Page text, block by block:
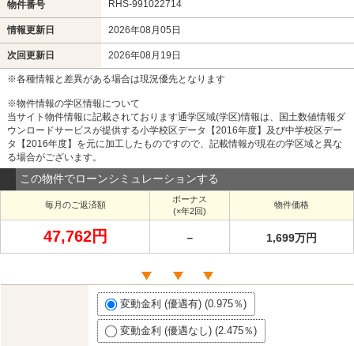
物件番号 RHS-991022714
情報更新日 2026年08月05日
次回更新日 2026年08月19日
※各種情報と差異がある場合は現況優先となります
※物件情報の学区情報について
当サイト物件情報に記載されております通学区域(学区)情報は、国土数値情報ダ
ウンロードサービスが提供する小学校区データ【2016年度】及び中学校区デー
タ【2016年度】を元に加工したものですので、記載情報が現在の学区域と異な
る場合がございます。
この物件でローンシミュレーションする
毎月のご返済額
ボーナス
(×年2回)
物件価格
47,762円 － 1,699万円
変動金利 (優遇有) (0.975％)
変動金利 (優遇なし) (2.475％)